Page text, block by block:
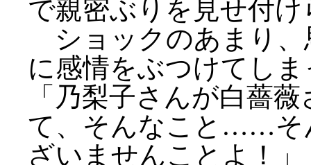
で親密ぶりを見せ付
ショックのあまり、
に感情をぶつけてし
「乃梨子さんが白薔
て、そんなこと……そ
ざいませんことよ！」